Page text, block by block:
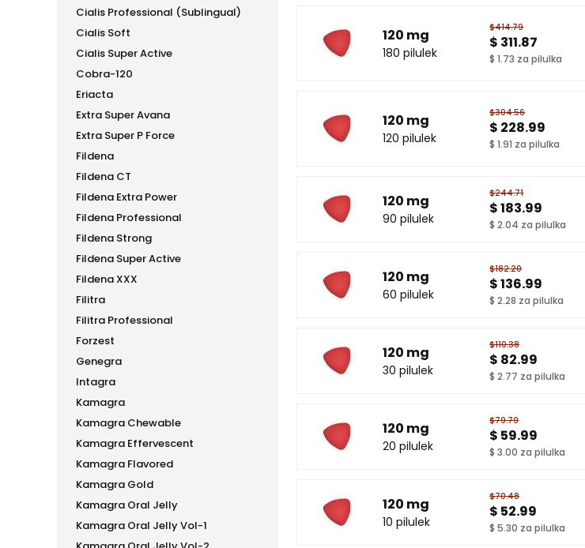
Cialis Professional (Sublingual)
Cialis Soft
Cialis Super Active
Cobra-120
Eriacta
Extra Super Avana
Extra Super P Force
Fildena
Fildena CT
Fildena Extra Power
Fildena Professional
Fildena Strong
Fildena Super Active
Fildena XXX
Filitra
Filitra Professional
Forzest
Genegra
Intagra
Kamagra
Kamagra Chewable
Kamagra Effervescent
Kamagra Flavored
Kamagra Gold
Kamagra Oral Jelly
Kamagra Oral Jelly Vol-1
120 mg
180 pilulek
$414.79
$ 311.87
$ 1.73 za pilulka
120 mg
120 pilulek
$304.56
$ 228.99
$ 1.91 za pilulka
120 mg
90 pilulek
$244.71
$ 183.99
$ 2.04 za pilulka
120 mg
60 pilulek
$182.20
$ 136.99
$ 2.28 za pilulka
120 mg
30 pilulek
$110.38
$ 82.99
$ 2.77 za pilulka
120 mg
20 pilulek
$79.79
$ 59.99
$ 3.00 za pilulka
120 mg
10 pilulek
$70.48
$ 52.99
$ 5.30 za pilulka